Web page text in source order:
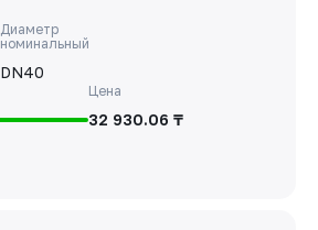
Диаметр
номинальный
DN40
Цена
32 930.06 ₸